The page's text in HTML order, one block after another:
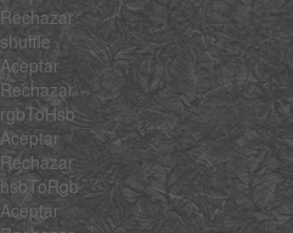
Rechazar
shuffle
Aceptar
Rechazar
rgbToHsb
Aceptar
Rechazar
hsbToRgb
Aceptar